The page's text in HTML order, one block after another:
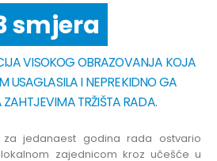
smjera
VISOKOG OBRAZOVANJA KOJA
USAGLASILA I NEPREKIDNO GA
ZAHTJEVIMA TRŽIŠTA RADA.
za jedanaest godina rada ostvario
zajednicom kroz učešće u